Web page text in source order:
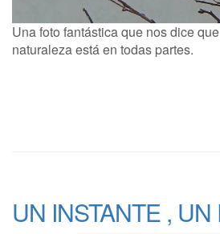
Una foto fantástica que nos dice
naturaleza está en todas partes.
UN INSTANTE ,